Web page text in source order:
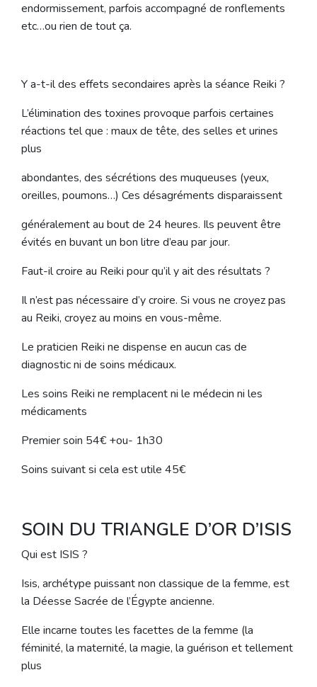
endormissement, parfois accompagné de ronflements
etc…ou rien de tout ça.
Y a-t-il des effets secondaires après la séance Reiki ?
L’élimination des toxines provoque parfois certaines
réactions tel que : maux de tête, des selles et urines
plus
abondantes, des sécrétions des muqueuses (yeux,
oreilles, poumons…) Ces désagréments disparaissent
généralement au bout de 24 heures. Ils peuvent être
évités en buvant un bon litre d’eau par jour.
Faut-il croire au Reiki pour qu’il y ait des résultats ?
Il n’est pas nécessaire d’y croire. Si vous ne croyez pas
au Reiki, croyez au moins en vous-même.
Le praticien Reiki ne dispense en aucun cas de
diagnostic ni de soins médicaux.
Les soins Reiki ne remplacent ni le médecin ni les
médicaments
Premier soin 54€ +ou- 1h30
Soins suivant si cela est utile 45€
SOIN DU TRIANGLE D’OR D’ISIS
Qui est ISIS ?
Isis, archétype puissant non classique de la femme, est
la Déesse Sacrée de l’Égypte ancienne.
Elle incarne toutes les facettes de la femme (la
féminité, la maternité, la magie, la guérison et tellement
plus